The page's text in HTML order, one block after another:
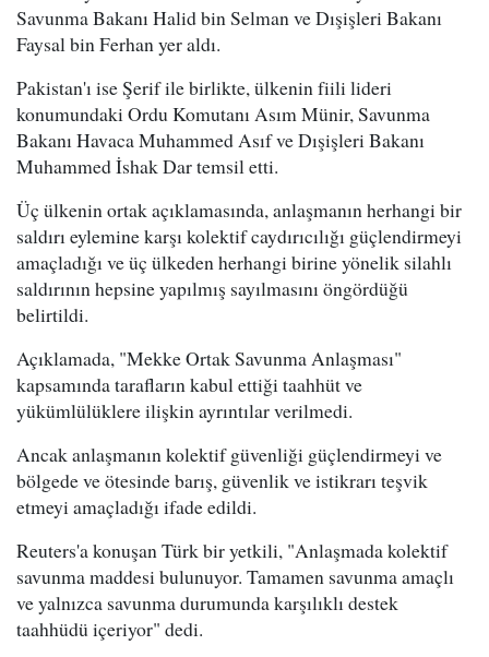
Savunma Bakanı Halid bin Selman ve Dışişleri Bakanı
Faysal bin Ferhan yer aldı.
Pakistan'ı ise Şerif ile birlikte, ülkenin fiili lideri
konumundaki Ordu Komutanı Asım Münir, Savunma
Bakanı Havaca Muhammed Asıf ve Dışişleri Bakanı
Muhammed İshak Dar temsil etti.
Üç ülkenin ortak açıklamasında, anlaşmanın herhangi bir
saldırı eylemine karşı kolektif caydırıcılığı güçlendirmeyi
amaçladığı ve üç ülkeden herhangi birine yönelik silahlı
saldırının hepsine yapılmış sayılmasını öngördüğü
belirtildi.
Açıklamada, "Mekke Ortak Savunma Anlaşması"
kapsamında tarafların kabul ettiği taahhüt ve
yükümlülüklere ilişkin ayrıntılar verilmedi.
Ancak anlaşmanın kolektif güvenliği güçlendirmeyi ve
bölgede ve ötesinde barış, güvenlik ve istikrarı teşvik
etmeyi amaçladığı ifade edildi.
Reuters'a konuşan Türk bir yetkili, "Anlaşmada kolektif
savunma maddesi bulunuyor. Tamamen savunma amaçlı
ve yalnızca savunma durumunda karşılıklı destek
taahhüdü içeriyor" dedi.